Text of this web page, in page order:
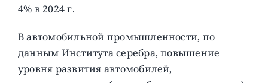
4% в 2024 г.
В автомобильной промышленности, по
данным Института серебра, повышение
уровня развития автомобилей,